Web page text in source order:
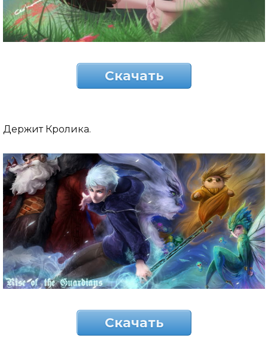
Скачать
Держит Кролика.
Скачать